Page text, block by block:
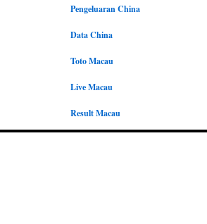
Pengeluaran China
Data China
Toto Macau
Live Macau
Result Macau